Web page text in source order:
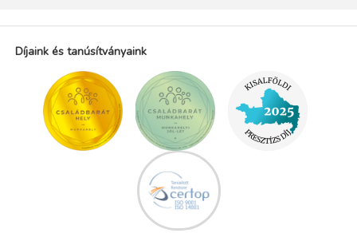
Díjaink és tanúsítványaink